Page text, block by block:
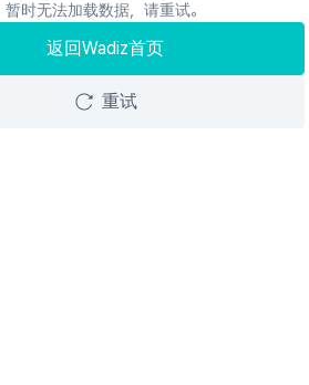
暂时无法加载数据，请重试。
返回Wadiz首页
重试